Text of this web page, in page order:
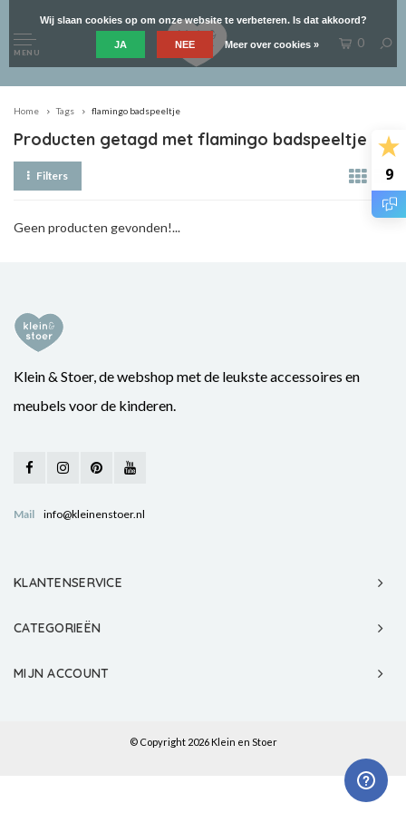
9
MENU
0
Home Tags flamingo badspeeltje
Producten getagd met flamingo badspeeltje
Filters
Geen producten gevonden!...
Klein & Stoer, de webshop met de leukste accessoires en
meubels voor de kinderen.
Mail info@kleinenstoer.nl
KLANTENSERVICE
CATEGORIEËN
MIJN ACCOUNT
© Copyright 2026 Klein en Stoer
Wij slaan cookies op om onze website te verbeteren. Is dat akkoord?
JA NEE Meer over cookies »